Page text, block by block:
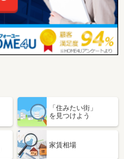
「住みたい街」
を見つけよう
家賃相場